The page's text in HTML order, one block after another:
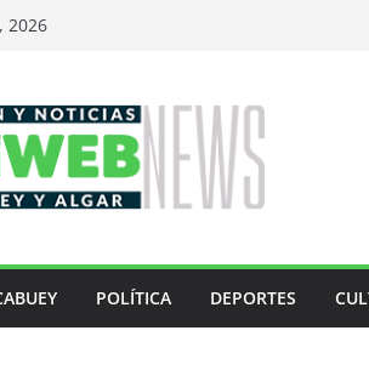
2026
POLÍTICA DEPORTES